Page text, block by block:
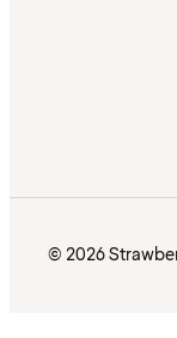
© 2026